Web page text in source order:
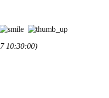
10:30:00)